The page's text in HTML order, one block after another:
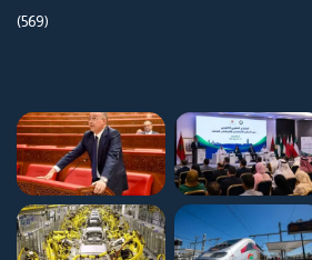
(569)